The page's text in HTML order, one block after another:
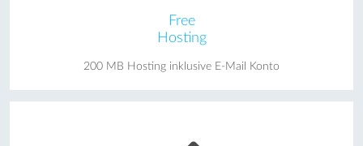
Free
Hosting
200 MB Hosting inklusive E-Mail Konto